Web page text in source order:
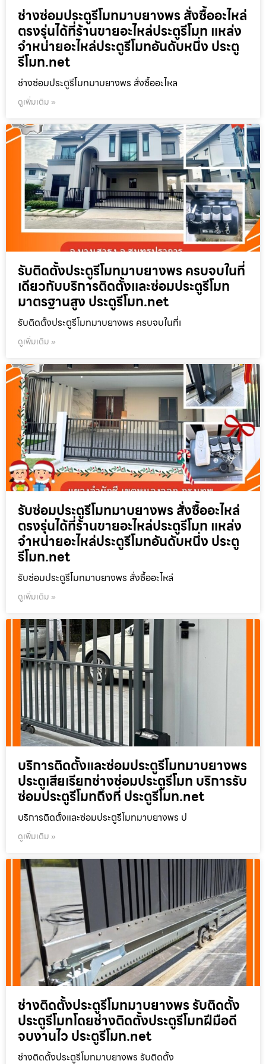
ช่างซ่อมประตูรีโมทมาบยางพร สั่งซื้ออะไหล่
ตรงรุ่นได้ที่ร้านขายอะไหล่ประตูรีโมท แหล่ง
จำหน่ายอะไหล่ประตูรีโมทอันดับหนึ่ง ประตู
รีโมท.net
ช่างซ่อมประตูรีโมทมาบยางพร สั่งซื้ออะไหล
ดูเพิ่มเติม »
รับติดตั้งประตูรีโมทมาบยางพร ครบจบในที่
เดียวกับบริการติดตั้งและซ่อมประตูรีโมท
มาตรฐานสูง ประตูรีโมท.net
รับติดตั้งประตูรีโมทมาบยางพร ครบจบในที่เ
ดูเพิ่มเติม »
รับซ่อมประตูรีโมทมาบยางพร สั่งซื้ออะไหล่
ตรงรุ่นได้ที่ร้านขายอะไหล่ประตูรีโมท แหล่ง
จำหน่ายอะไหล่ประตูรีโมทอันดับหนึ่ง ประตู
รีโมท.net
รับซ่อมประตูรีโมทมาบยางพร สั่งซื้ออะไหล่
ดูเพิ่มเติม »
บริการติดตั้งและซ่อมประตูรีโมทมาบยางพร
ประตูเสียเรียกช่างซ่อมประตูรีโมท บริการรับ
ซ่อมประตูรีโมทถึงที่ ประตูรีโมท.net
บริการติดตั้งและซ่อมประตูรีโมทมาบยางพร ป
ดูเพิ่มเติม »
ช่างติดตั้งประตูรีโมทมาบยางพร รับติดตั้ง
ประตูรีโมทโดยช่างติดตั้งประตูรีโมทฝีมือดี
จบงานไว ประตูรีโมท.net
ช่างติดตั้งประตูรีโมทมาบยางพร รับติดตั้ง